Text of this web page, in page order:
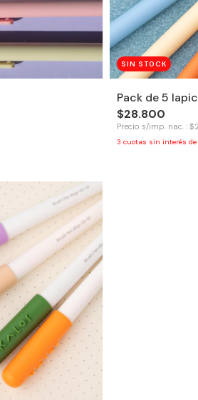
SIN STOCK
Pack de 5
$28.800
Precio s/imp. nac. :
3 cuotas sin interés de